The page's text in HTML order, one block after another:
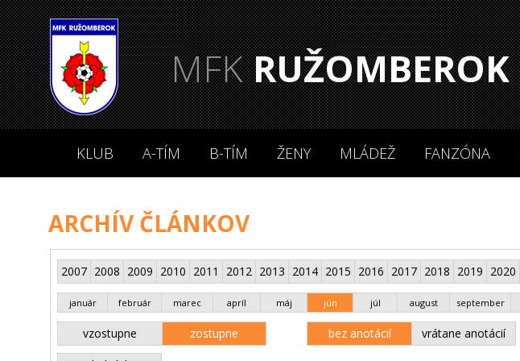
MFKRUŽOMBEROK
KLUB A-TÍM B-TÍM ŽENY MLÁDEŽ FANZÓNA
ARCHÍV ČLÁNKOV
2007 2008 2009 2010 2011 2012 2013 2014 2015 2016 2017 2018 2019 2020
január február marec apríl máj jún júl august september
vzostupne zostupne bez anotácií vrátane anotácií